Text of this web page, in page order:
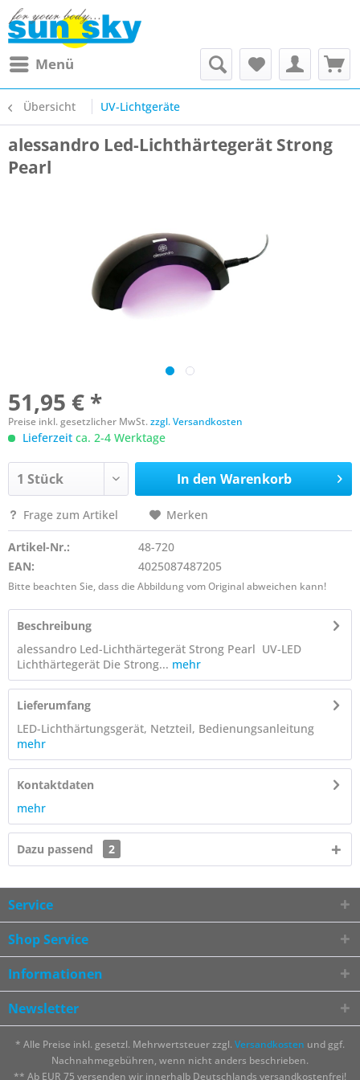
Menü
Übersicht UV-Lichtgeräte
alessandro Led-Lichthärtegerät Strong
Pearl
51,95 € *
Preise inkl. gesetzlicher MwSt.zzgl. Versandkosten
Lieferzeit ca. 2-4 Werktage
In den Warenkorb
Frage zum Artikel Merken
Artikel-Nr.:
48-720
EAN:
4025087487205
Bitte beachten Sie, dass die Abbildung vom Original abweichen kann!
Beschreibung
alessandro Led-Lichthärtegerät Strong Pearl UV-LED
Lichthärtegerät Die Strong... mehr
Lieferumfang
LED-Lichthärtungsgerät, Netzteil, Bedienungsanleitung
mehr
Kontaktdaten
mehr
Dazu passend 2
Service
Shop Service
Informationen
Newsletter
* Alle Preise inkl. gesetzl. Mehrwertsteuer zzgl. Versandkosten und ggf.
Nachnahmegebühren, wenn nicht anders beschrieben.
** Ab EUR 75 versenden wir innerhalb Deutschlands versandkostenfrei!